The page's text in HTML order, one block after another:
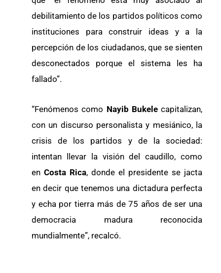
debilitamiento de los partidos políticos como
instituciones para construir ideas y a la
percepción de los ciudadanos, que se sienten
desconectados porque el sistema les ha
fallado”.
“Fenómenos como Nayib Bukelecapitalizan,
con un discurso personalista y mesiánico, la
crisis de los partidos y de la sociedad:
intentan llevar la visión del caudillo, como
en Costa Rica, donde el presidente se jacta
en decir que tenemos una dictadura perfecta
y echa por tierra más de 75 años de ser una
democracia madura reconocida
mundialmente”, recalcó.